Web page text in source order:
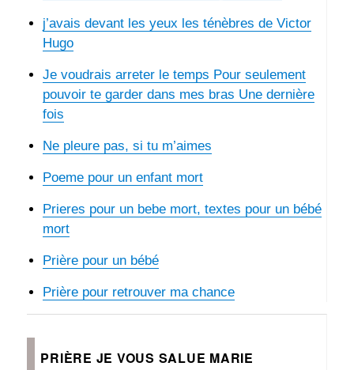
j’avais devant les yeux les ténèbres de Victor
Hugo
Je voudrais arreter le temps Pour seulement
pouvoir te garder dans mes bras Une dernière
fois
Ne pleure pas, si tu m’aimes
Poeme pour un enfant mort
Prieres pour un bebe mort, textes pour un bébé
mort
Prière pour un bébé
Prière pour retrouver ma chance
PRIÈRE JE VOUS SALUE MARIE